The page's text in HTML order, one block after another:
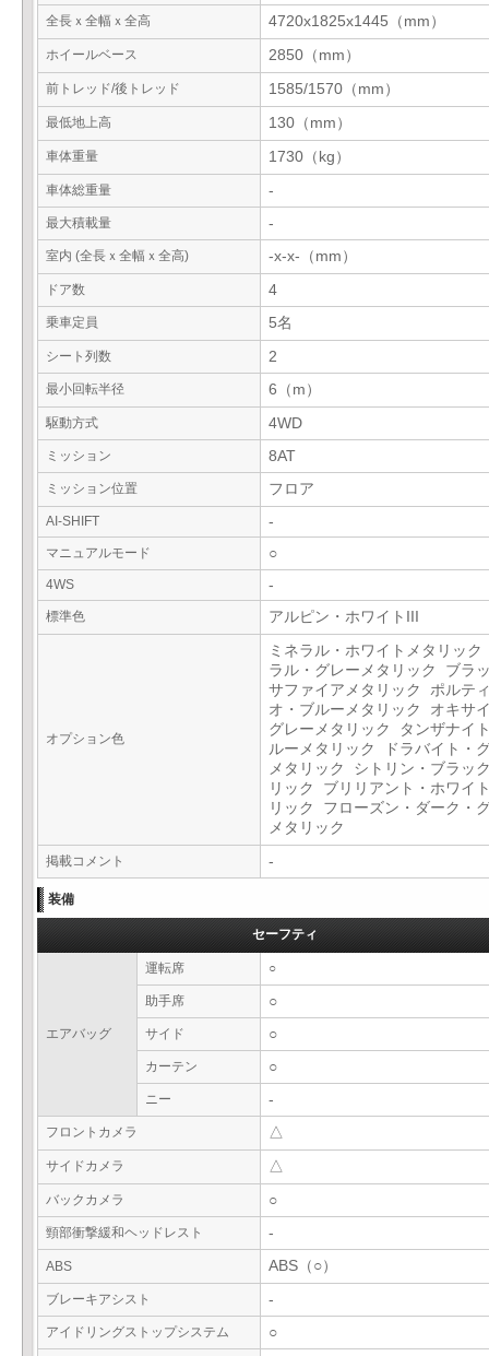
全長ｘ全幅ｘ全高 4720x1825x1445（mm）
ホイールベース 2850（mm）
前トレッド/後トレッド 1585/1570（mm）
最低地上高 130（mm）
車体重量 1730（kg）
車体総重量 -
最大積載量 -
室内 (全長ｘ全幅ｘ全高) -x-x-（mm）
ドア数 4
乗車定員 5名
シート列数 2
最小回転半径 6（m）
駆動方式 4WD
ミッション 8AT
ミッション位置 フロア
AI-SHIFT -
マニュアルモード ○
4WS -
標準色 アルピン・ホワイトIII
オプション色
ミネラル・ホワイトメタリッ
ラル・グレーメタリック ブラ
サファイアメタリック ポルテ
オ・ブルーメタリック オキサ
グレーメタリック タンザナイ
ルーメタリック ドラバイト・
メタリック シトリン・ブラッ
リック ブリリアント・ホワイ
リック フローズン・ダーク・
メタリック
掲載コメント -
装備
セーフティ
エアバッグ
運転席 ○
助手席 ○
サイド ○
カーテン ○
ニー -
フロントカメラ △
サイドカメラ △
バックカメラ ○
頸部衝撃緩和ヘッドレスト -
ABS ABS（○）
ブレーキアシスト -
アイドリングストップシステム ○